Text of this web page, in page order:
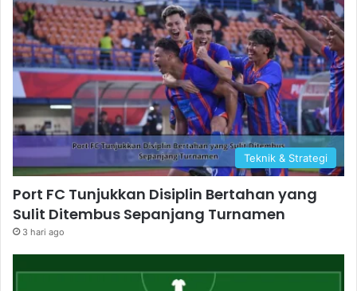
Teknik & Strategi
Port FC Tunjukkan Disiplin Bertahan yang
Sulit Ditembus Sepanjang Turnamen
3 hari ago